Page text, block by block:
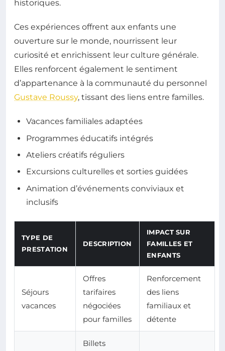
historiques.
Ces expériences offrent aux enfants une
ouverture sur le monde, nourrissent leur
curiosité et enrichissent leur culture générale.
Elles renforcent également le sentiment
d’appartenance à la communauté du personnel
Gustave Roussy, tissant des liens entre familles.
Vacances familiales adaptées
Programmes éducatifs intégrés
Ateliers créatifs réguliers
Excursions culturelles et sorties guidées
Animation d’événements conviviaux et
inclusifs
TYPE DE
PRESTATION
DESCRIPTION
IMPACT SUR
FAMILLES ET
ENFANTS
Séjours
vacances
Offres
tarifaires
négociées
pour familles
Renforcement
des liens
familiaux et
détente
Billets